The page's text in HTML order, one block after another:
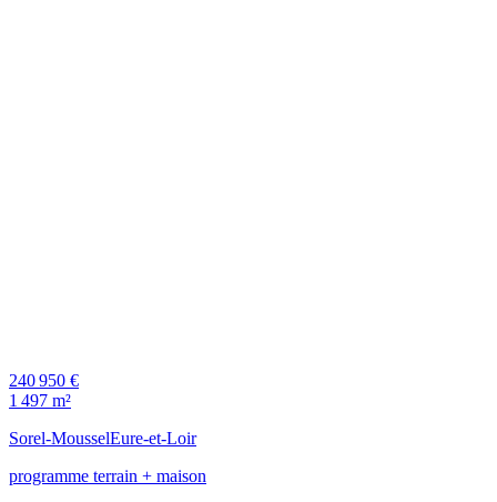
240 950 €
1 497 m²
Sorel-MousselEure-et-Loir
programme terrain + maison